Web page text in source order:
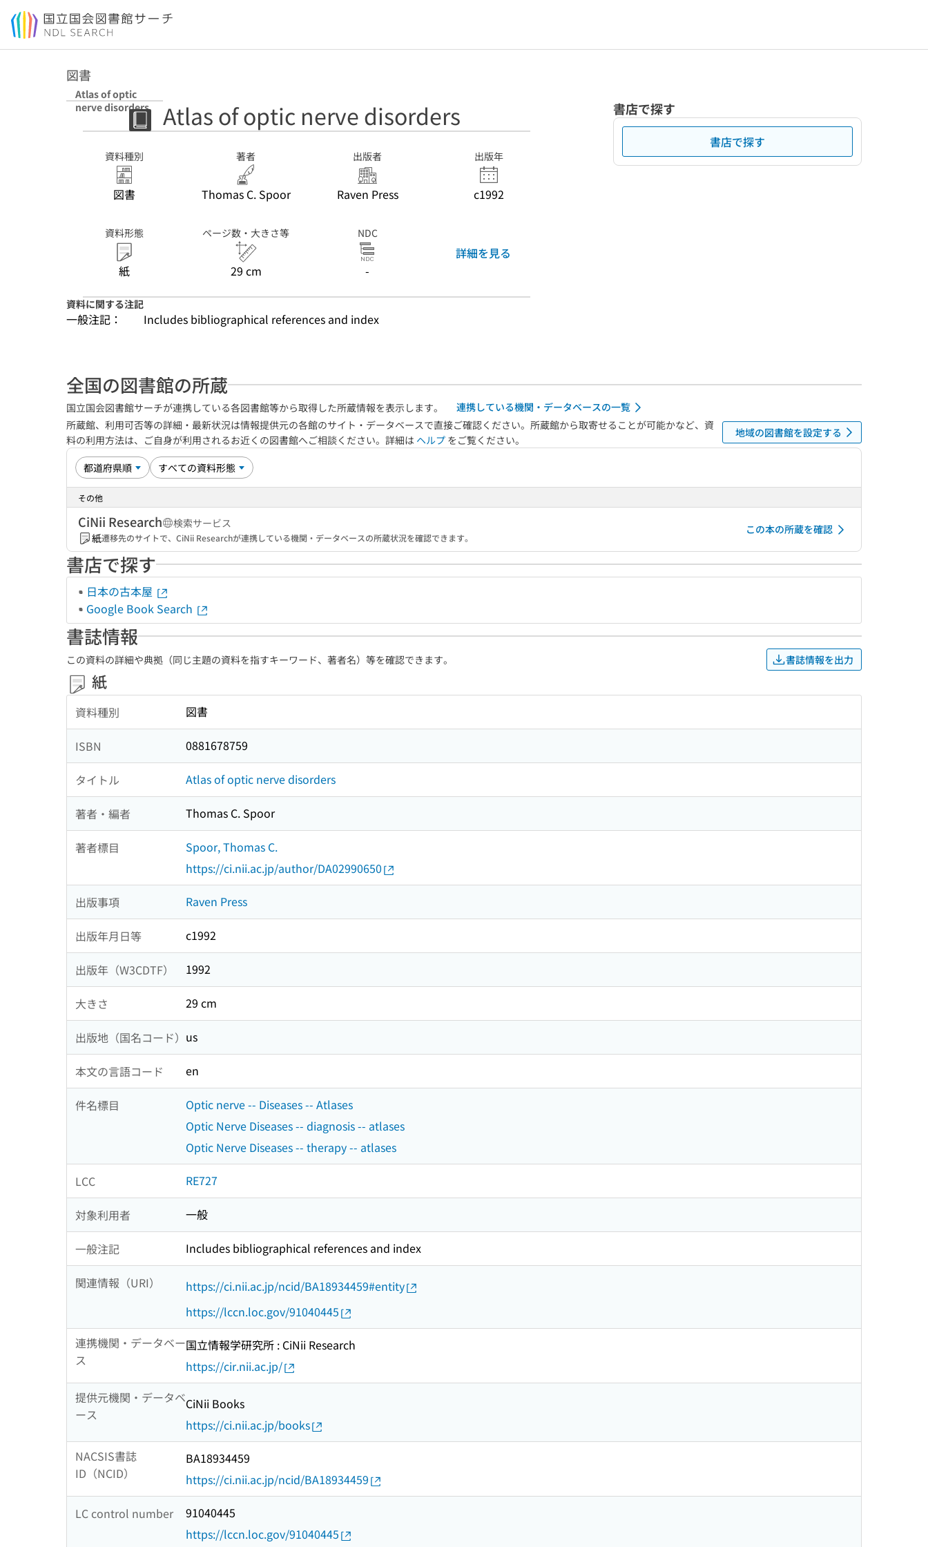
本文へ移動
図書
Atlas of optic
nerve disorders
Atlas of optic nerve disorders
資料種別
図書
著者
Thomas C. Spoor
出版者
Raven Press
出版年
c1992
資料形態
紙
ページ数・大きさ等
29 cm
NDC
-
詳細を見る
資料に関する注記
一般注記： Includes bibliographical references and index
書店で探す
書店で探す
全国の図書館の所蔵
国立国会図書館サーチが連携している各図書館等から取得した所蔵情報を表示します。
連携している機関・データベースの一覧
所蔵館、利用可否等の詳細・最新状況は情報提供元の各館のサイト・データベースで直接ご確認ください。所蔵館から取寄せることが可能かなど、資
料の利用方法は、ご自身が利用されるお近くの図書館へご相談ください。詳細は ヘルプ をご覧ください。
地域の図書館を設定する
その他
CiNii Research
検索サービス
紙遷移先のサイトで、CiNii Researchが連携している機関・データベースの所蔵状況を確認できます。
この本の所蔵を確認
書店で探す
日本の古本屋
Google Book Search
書誌情報
この資料の詳細や典拠（同じ主題の資料を指すキーワード、著者名）等を確認できます。 書誌情報を出力
紙
資料種別 図書
ISBN 0881678759
タイトル Atlas of optic nerve disorders
著者・編者 Thomas C. Spoor
著者標目
Spoor, Thomas C.
https://ci.nii.ac.jp/author/DA02990650
出版事項 Raven Press
出版年月日等 c1992
出版年（W3CDTF） 1992
大きさ 29 cm
出版地（国名コード） us
本文の言語コード en
件名標目
Optic nerve -- Diseases -- Atlases
Optic Nerve Diseases -- diagnosis -- atlases
Optic Nerve Diseases -- therapy -- atlases
LCC RE727
対象利用者 一般
一般注記 Includes bibliographical references and index
関連情報（URI）
https://ci.nii.ac.jp/ncid/BA18934459#entity
https://lccn.loc.gov/91040445
連携機関・データベー
ス
国立情報学研究所 : CiNii Research
https://cir.nii.ac.jp/
提供元機関・データベ
ース
CiNii Books
https://ci.nii.ac.jp/books
NACSIS書誌
ID（NCID）
BA18934459
https://ci.nii.ac.jp/ncid/BA18934459
LC control number
91040445
https://lccn.loc.gov/91040445